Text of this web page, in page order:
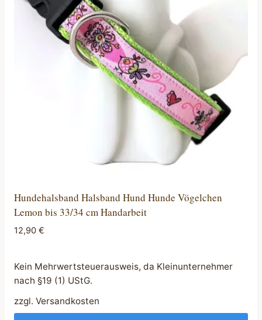
Die
Optionen
Hundehalsband Halsband Hund Hunde Vögelchen
Lemon bis 33/34 cm Handarbeit
12,90 €
Kein Mehrwertsteuerausweis, da Kleinunternehmer
nach §19 (1) UStG.
zzgl. Versandkosten